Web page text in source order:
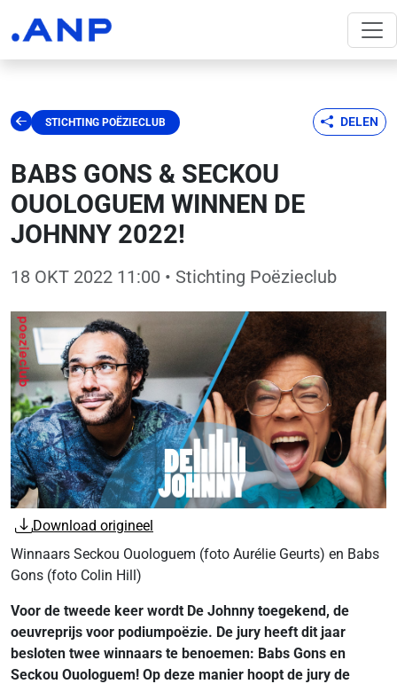
STICHTING POËZIECLUB DELEN
BABS GONS & SECKOU
OUOLOGUEM WINNEN DE
JOHNNY 2022!
18 OKT 2022 11:00 • Stichting Poëzieclub
Download origineel
Winnaars Seckou Ouologuem (foto Aurélie Geurts) en Babs
Gons (foto Colin Hill)
Voor de tweede keer wordt De Johnny toegekend, de
oeuvreprijs voor podiumpoëzie. De jury heeft dit jaar
besloten twee winnaars te benoemen: Babs Gons en
Seckou Ouologuem! Op deze manier hoopt de jury de